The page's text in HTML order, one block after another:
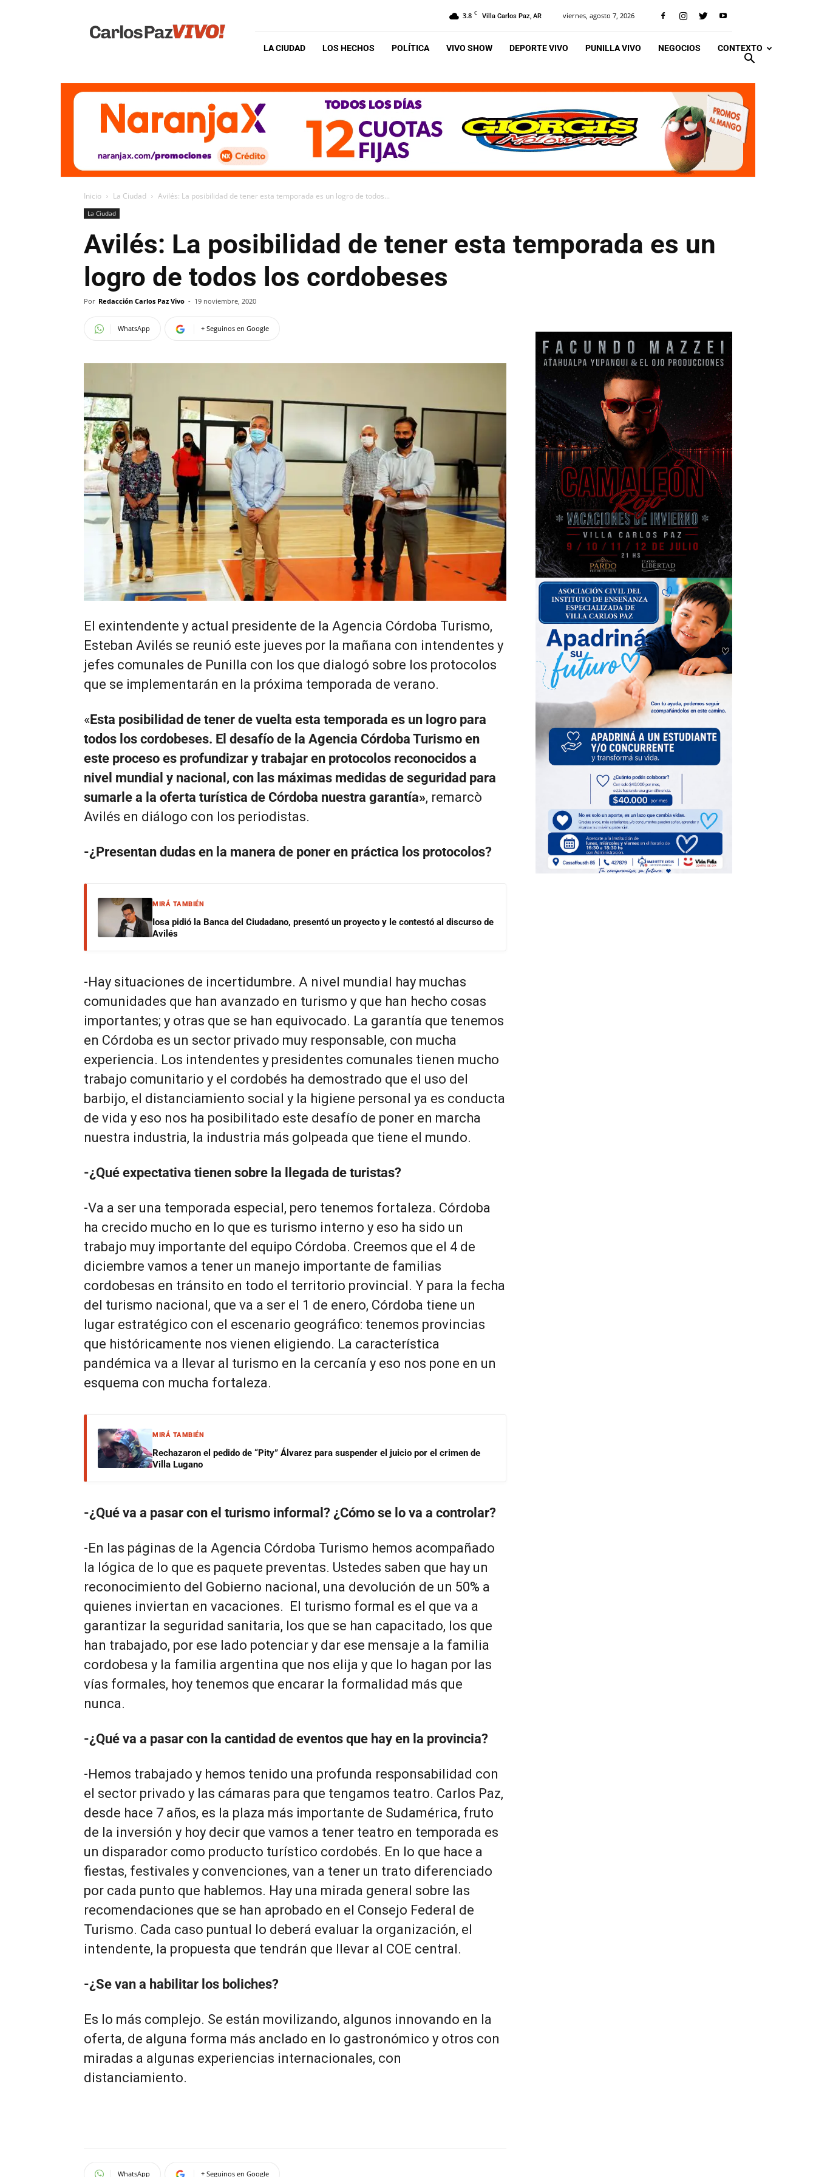
Vivo
3.8 C Villa Carlos Paz, AR viernes, agosto 7, 2026
LA CIUDAD LOS HECHOS POLÍTICA VIVO SHOW DEPORTE VIVO PUNILLA VIVO NEGOCIOS CONTEXTO
Inicio La Ciudad Avilés: La posibilidad de tener esta temporada es un logro de todos...
La Ciudad
Avilés: La posibilidad de tener esta temporada es un
logro de todos los cordobeses
Por Redacción Carlos Paz Vivo - 19 noviembre, 2020
WhatsApp + Seguinos en Google
El exintendente y actual presidente de la Agencia Córdoba Turismo,
Esteban Avilés se reunió este jueves por la mañana con intendentes y
jefes comunales de Punilla con los que dialogó sobre los protocolos
que se implementarán en la próxima temporada de verano.
«Esta posibilidad de tener de vuelta esta temporada es un logro para
todos los cordobeses. El desafío de la Agencia Córdoba Turismo en
este proceso es profundizar y trabajar en protocolos reconocidos a
nivel mundial y nacional, con las máximas medidas de seguridad para
sumarle a la oferta turística de Córdoba nuestra garantía», remarcò
Avilés en diálogo con los periodistas.
-¿Presentan dudas en la manera de poner en práctica los protocolos?
MIRÁ TAMBIÉN
Iosa pidió la Banca del Ciudadano, presentó un proyecto y le contestó al discurso de
Avilés
-Hay situaciones de incertidumbre. A nivel mundial hay muchas
comunidades que han avanzado en turismo y que han hecho cosas
importantes; y otras que se han equivocado. La garantía que tenemos
en Córdoba es un sector privado muy responsable, con mucha
experiencia. Los intendentes y presidentes comunales tienen mucho
trabajo comunitario y el cordobés ha demostrado que el uso del
barbijo, el distanciamiento social y la higiene personal ya es conducta
de vida y eso nos ha posibilitado este desafío de poner en marcha
nuestra industria, la industria más golpeada que tiene el mundo.
-¿Qué expectativa tienen sobre la llegada de turistas?
-Va a ser una temporada especial, pero tenemos fortaleza. Córdoba
ha crecido mucho en lo que es turismo interno y eso ha sido un
trabajo muy importante del equipo Córdoba. Creemos que el 4 de
diciembre vamos a tener un manejo importante de familias
cordobesas en tránsito en todo el territorio provincial. Y para la fecha
del turismo nacional, que va a ser el 1 de enero, Córdoba tiene un
lugar estratégico con el escenario geográfico: tenemos provincias
que históricamente nos vienen eligiendo. La característica
pandémica va a llevar al turismo en la cercanía y eso nos pone en un
esquema con mucha fortaleza.
MIRÁ TAMBIÉN
Rechazaron el pedido de “Pity” Álvarez para suspender el juicio por el crimen de
Villa Lugano
-¿Qué va a pasar con el turismo informal? ¿Cómo se lo va a controlar?
-En las páginas de la Agencia Córdoba Turismo hemos acompañado
la lógica de lo que es paquete preventas. Ustedes saben que hay un
reconocimiento del Gobierno nacional, una devolución de un 50% a
quienes inviertan en vacaciones. El turismo formal es el que va a
garantizar la seguridad sanitaria, los que se han capacitado, los que
han trabajado, por ese lado potenciar y dar ese mensaje a la familia
cordobesa y la familia argentina que nos elija y que lo hagan por las
vías formales, hoy tenemos que encarar la formalidad más que
nunca.
-¿Qué va a pasar con la cantidad de eventos que hay en la provincia?
-Hemos trabajado y hemos tenido una profunda responsabilidad con
el sector privado y las cámaras para que tengamos teatro. Carlos Paz,
desde hace 7 años, es la plaza más importante de Sudamérica, fruto
de la inversión y hoy decir que vamos a tener teatro en temporada es
un disparador como producto turístico cordobés. En lo que hace a
fiestas, festivales y convenciones, van a tener un trato diferenciado
por cada punto que hablemos. Hay una mirada general sobre las
recomendaciones que se han aprobado en el Consejo Federal de
Turismo. Cada caso puntual lo deberá evaluar la organización, el
intendente, la propuesta que tendrán que llevar al COE central.
-¿Se van a habilitar los boliches?
Es lo más complejo. Se están movilizando, algunos innovando en la
oferta, de alguna forma más anclado en lo gastronómico y otros con
miradas a algunas experiencias internacionales, con
distanciamiento.
WhatsApp + Seguinos en Google